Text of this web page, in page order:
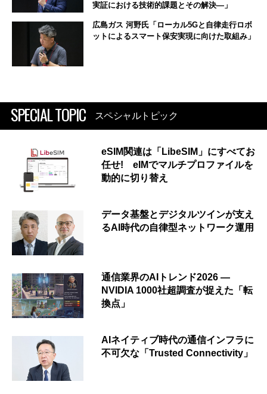
実証における技術的課題とその解決―」
広島ガス 河野氏「ローカル5Gと自律走行ロボ
ットによるスマート保安実現に向けた取組み」
SPECIAL TOPIC スペシャルトピック
eSIM関連は「LibeSIM」にすべてお
任せ! eIMでマルチプロファイルを
動的に切り替え
データ基盤とデジタルツインが支え
るAI時代の自律型ネットワーク運用
通信業界のAIトレンド2026 ―
NVIDIA 1000社超調査が捉えた「転
換点」
AIネイティブ時代の通信インフラに
不可欠な「Trusted Connectivity」